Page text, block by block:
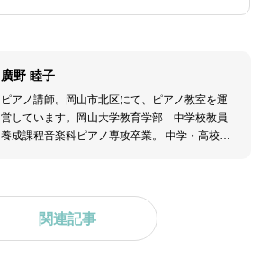
廣野 睦子
ピアノ講師。岡山市北区にて、ピアノ教室を運
営しています。岡山大学教育学部 中学校教員
養成課程音楽科ピアノ専攻卒業。 中学・高校音
関連記事